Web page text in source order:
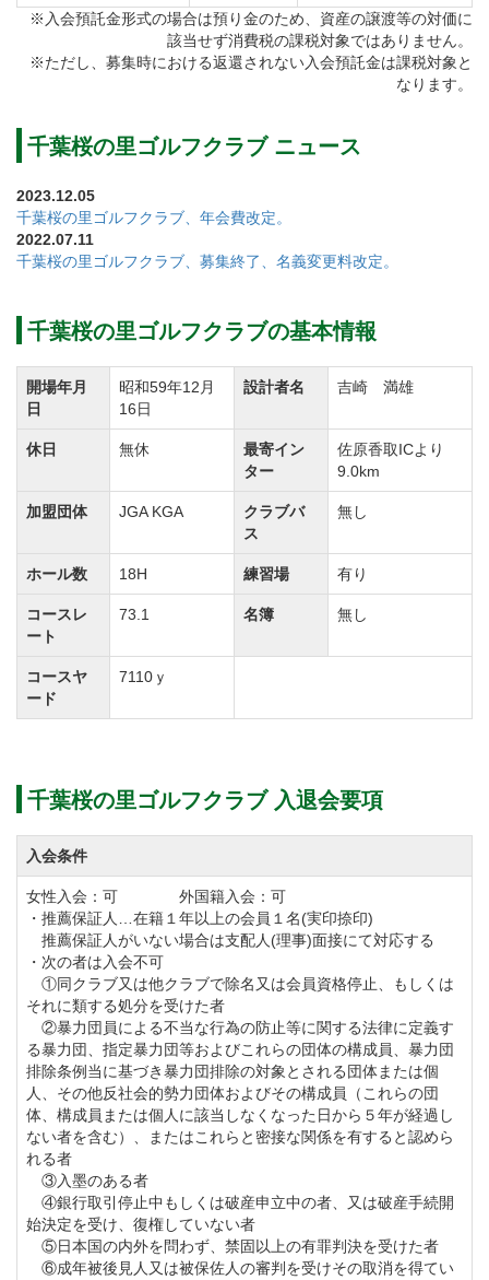
商品が豊富なショップ、スナックハウスでは軽食もと
れてリラックスできます。
千葉桜の里ゴルフクラブでは乗用セルフ昼食付きをは
ホームコースをお探しの方、腕自慢のシングルプレイ
この機会に是非、ご検討ください。
アコーディア・ゴルフでは、以下キャンペーンを実施
１）トランスファー制度
【対象】 同社系列ゴルフ場の「個人会員」及び「法
人会員記名者」
【内容】 同社系列ゴルフ場会員権を個人で市場にて
新規購入の場合、名義書換料が一律50％割引
２）親族入会 割引サービス
【対象】 同社系列ゴルフ場「個人会員」の親族（三
【内容】 同社系列ゴルフ場会員権を個人で市場にて
新規購入の場合、名義書換料が一律50％割引
令和5年1月1日から下記の特典受付を終了します。
グランドステータス制度
366,300円で募集しておりますが、令和4年8月31日で受
付を終了します。
名義変更料を改定します。
①実施 令和4年9月1日から
②名義変更料
正会員【改定前】275,000円→【改定後】385,000円
平日会員【改定前】110,000円→【改定後】220,000円
年会費を下記の通り改定します。
実施：令和6年1月より
年会費
※入会預託金形式の場合は預り金のため、資産の譲渡等の対価に
該当せず消費税の課税対象ではありません。
※ただし、募集時における返還されない入会預託金は課税対象と
なります。
千葉桜の里ゴルフクラブ ニュース
2023.12.05
千葉桜の里ゴルフクラブ、年会費改定。
2022.07.11
千葉桜の里ゴルフクラブ、募集終了、名義変更料改定。
千葉桜の里ゴルフクラブの基本情報
開場年月
日
昭和59年12月
16日
設計者名 吉崎 満雄
休日 無休
最寄イン
ター
佐原香取ICより
9.0km
加盟団体 JGA KGA
クラブバ
ス
無し
ホール数 18H 練習場 有り
コースレ
ート
73.1 名簿 無し
コースヤ
ード
7110ｙ
千葉桜の里ゴルフクラブ 入退会要項
入会条件
女性入会：可 外国籍入会：可
・推薦保証人…在籍１年以上の会員１名(実印捺印)
推薦保証人がいない場合は支配人(理事)面接にて対応する
・次の者は入会不可
①同クラブ又は他クラブで除名又は会員資格停止、もしくは
それに類する処分を受けた者
②暴力団員による不当な行為の防止等に関する法律に定義す
る暴力団、指定暴力団等およびこれらの団体の構成員、暴力団
排除条例当に基づき暴力団排除の対象とされる団体または個
人、その他反社会的勢力団体およびその構成員（これらの団
体、構成員または個人に該当しなくなった日から５年が経過し
ない者を含む）、またはこれらと密接な関係を有すると認めら
れる者
③入墨のある者
④銀行取引停止中もしくは破産申立中の者、又は破産手続開
始決定を受け、復権していない者
⑤日本国の内外を問わず、禁固以上の有罪判決を受けた者
⑥成年被後見人又は被保佐人の審判を受けその取消を得てい